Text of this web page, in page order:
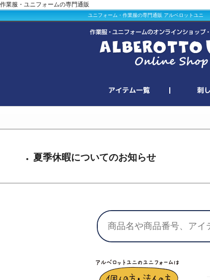
作業服・ユニフォームの専門通販
ユニフォーム・作業服の専門通販 アルベロットユニ
夏季休暇についてのお知らせ